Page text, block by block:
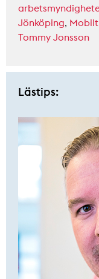
Jönköping,
Tommy Jonsson
Lästips: